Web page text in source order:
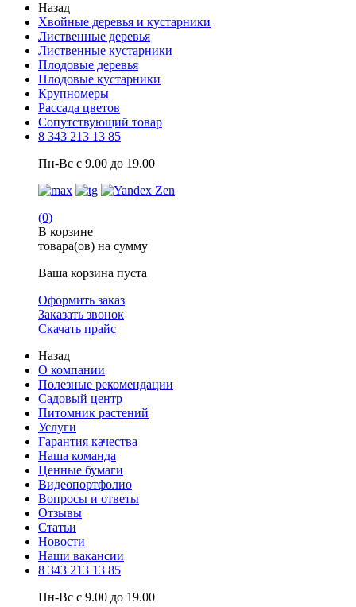
Назад
Хвойные деревья и кустарники
Лиственные деревья
Лиственные кустарники
Плодовые деревья
Плодовые кустарники
Крупномеры
Рассада цветов
Сопутствующий товар
8 343 213 13 85
Пн-Вс с 9.00 до 19.00
(0)
В корзине
товара(ов) на сумму
Ваша корзина пуста
Оформить заказ
Заказать звонок
Скачать прайс
Назад
О компании
Полезные рекомендации
Садовый центр
Питомник растений
Услуги
Гарантия качества
Наша команда
Ценные бумаги
Видеопортфолио
Вопросы и ответы
Отзывы
Статьи
Новости
Наши вакансии
8 343 213 13 85
Пн-Вс с 9.00 до 19.00